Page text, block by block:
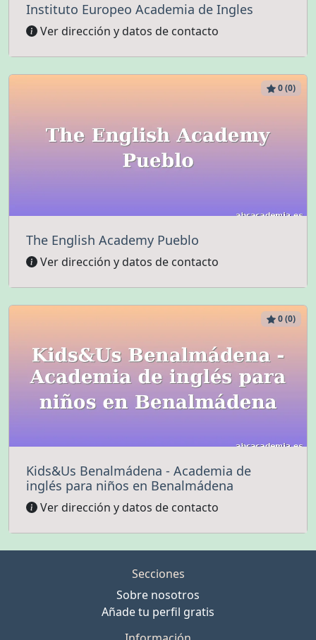
Instituto Europeo Academia de Ingles
Ver dirección y datos de contacto
0 (0)
The English Academy Pueblo
Ver dirección y datos de contacto
0 (0)
Kids&Us Benalmádena - Academia de
inglés para niños en Benalmádena
Ver dirección y datos de contacto
Secciones
Sobre nosotros
Añade tu perfil gratis